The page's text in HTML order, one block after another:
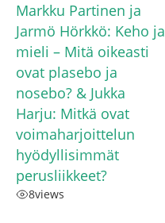
Markku Partinen ja
Jarmö Hörkkö: Keho ja
mieli – Mitä oikeasti
ovat plasebo ja
nosebo? & Jukka
Harju: Mitkä ovat
voimaharjoittelun
hyödyllisimmät
perusliikkeet?
8views